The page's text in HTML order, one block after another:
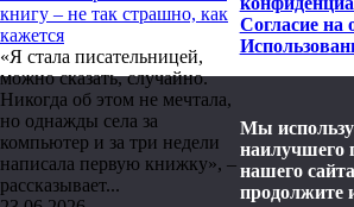
книгу – не так страшно, как
кажется
«Я стала писательницей,
можно сказать, случайно.
Никогда об этом не мечтала,
но однажды села за
компьютер и за три недели
написала первую книжку», –
рассказывает...
Согласие на
Мы
наилучшего
нашего
продолжите